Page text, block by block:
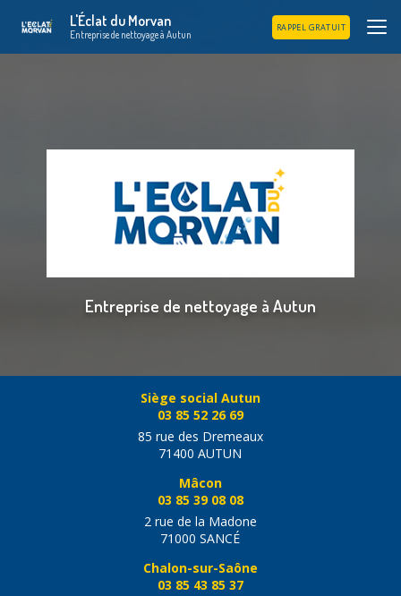
principal
L'Éclat du Morvan
Entreprise de nettoyage à Autun
RAPPEL GRATUIT
Entreprise de nettoyage à Autun
Siège social Autun
03 85 52 26 69
85 rue des Dremeaux
71400 AUTUN
Mâcon
03 85 39 08 08
2 rue de la Madone
71000 SANCÉ
Chalon-sur-Saône
03 85 43 85 37